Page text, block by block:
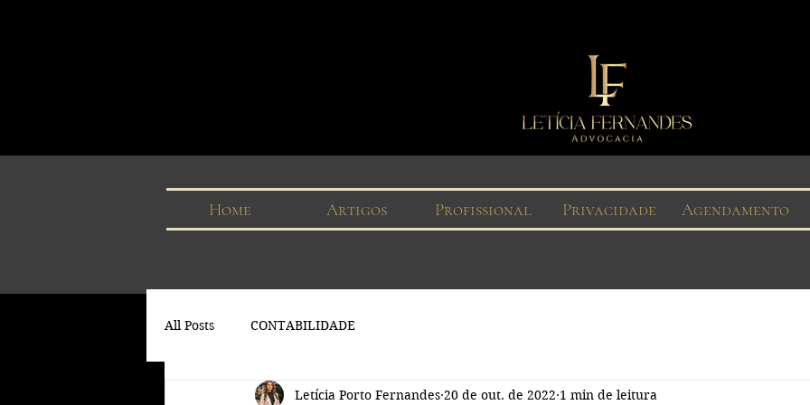
Home Artigos Profissional Privacidade Agendamento
All Posts CONTABILIDADE
Letícia Porto Fernandes 20 de out. de 2022 1 min de leitura